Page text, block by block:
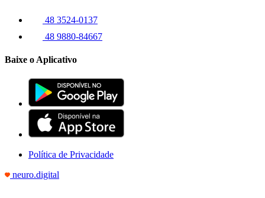
48 3524-0137
48 9880-84667
Baixe o Aplicativo
Política de Privacidade
neuro.digital